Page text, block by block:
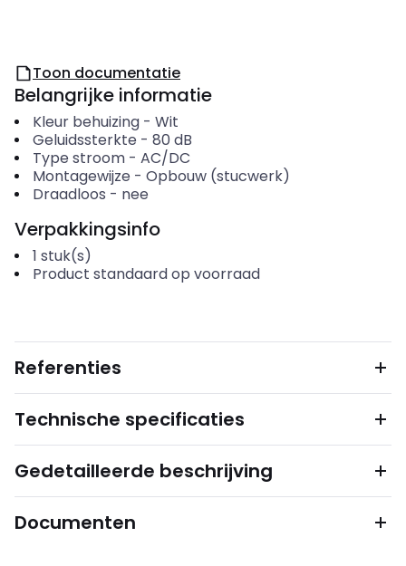
Toon documentatie
Belangrijke informatie
Kleur behuizing- Wit
Geluidssterkte - 80 dB
Type stroom- AC/DC
Montagewijze - Opbouw (stucwerk)
Draadloos - nee
Verpakkingsinfo
1 stuk(s)
Product standaard op voorraad
Referenties
Technische specificaties
Gedetailleerde beschrijving
Documenten